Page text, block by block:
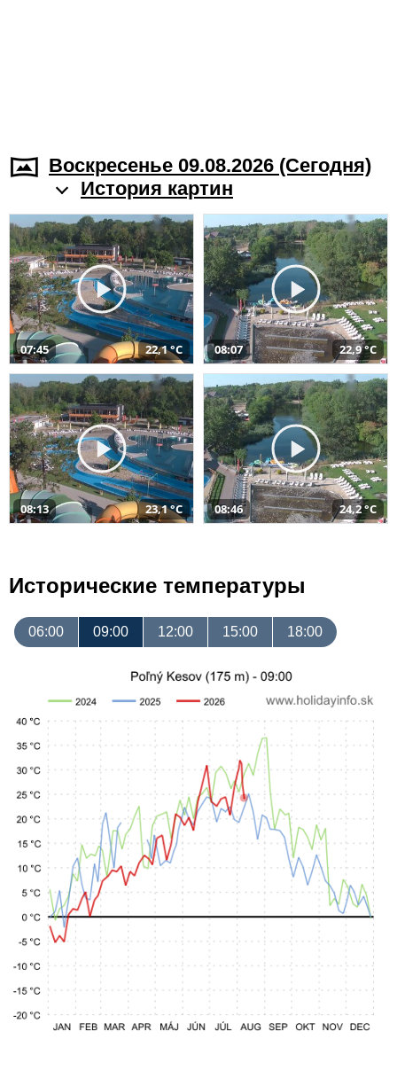
Воскресенье 09.08.2026 (Cегодня)
История картин
07:45 22,1 °C 08:07 22,9 °C
08:13 23,1 °C 08:46 24,2 °C
Исторические температуры
06:00 09:00 12:00 15:00 18:00